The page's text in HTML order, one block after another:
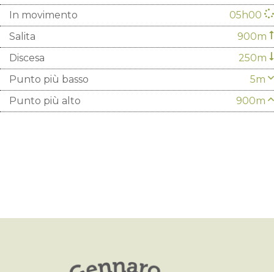
In movimento
05h00
Salita
900m
Discesa
250m
Punto più basso
5m
Punto più alto
900m